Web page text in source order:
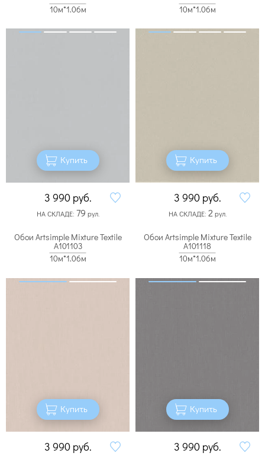
10м*1.06м
Купить
3 990 руб.
НА СКЛАДЕ: 79 рул.
10м*1.06м
Купить
3 990 руб.
НА СКЛАДЕ: 2 рул.
Обои Artsimple Mixture Textile
A101103
10м*1.06м
Купить
3 990 руб.
Обои Artsimple Mixture Textile
A101118
10м*1.06м
Купить
3 990 руб.